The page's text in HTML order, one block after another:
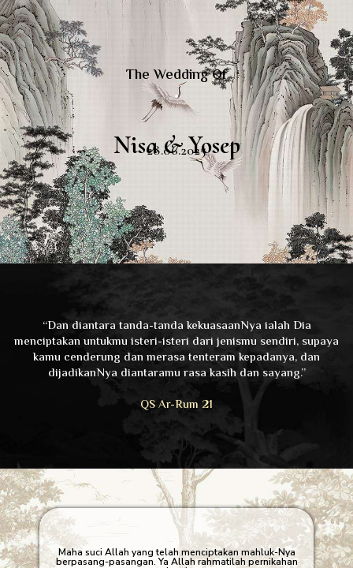
The Wedding Of
Nisa & Yosep
28.06.2025
“Dan diantara tanda-tanda kekuasaanNya ialah Dia
menciptakan untukmu isteri-isteri dari jenismu sendiri, supaya
kamu cenderung dan merasa tenteram kepadanya, dan
dijadikanNya diantaramu rasa kasih dan sayang.”
QS Ar-Rum 21
Maha suci Allah yang telah menciptakan mahluk-Nya
berpasang-pasangan. Ya Allah rahmatilah pernikahan